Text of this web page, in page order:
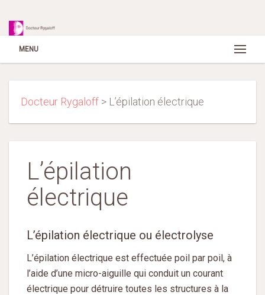
MENU
Docteur Rygaloff > L’épilation électrique
L’épilation
électrique
L’épilation électrique ou électrolyse
L’épilation électrique est effectuée poil par poil, à
l’aide d’une micro-aiguille qui conduit un courant
électrique pour détruire toutes les structures à la